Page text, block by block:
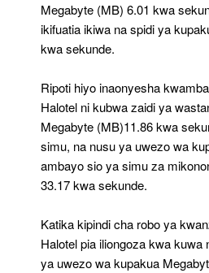
Megabyte (MB) 6.01 kwa
ikifuatia ikiwa na spidi ya
kwa sekunde.
Ripoti hiyo inaonyesha
Halotel ni kubwa zaidi ya
Megabyte (MB)11.86 kwa
simu, na nusu ya uwezo wa
ambayo sio ya simu za
33.17 kwa sekunde.
Katika kipindi cha robo ya
Halotel pia iliongoza kwa kuwa
ya uwezo wa kupakua